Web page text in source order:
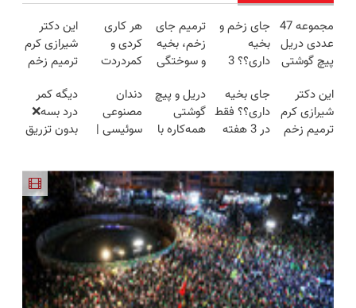
مجموعه 47
عددی دریل
پیچ گوشتی
(تخفیف به
مدت
محدود)
جای زخم و
بخیه
داری؟؟ 3
محوش کن!
ترمیم جای
زخم، بخیه
و سوختگی
هفته!!😍
هر کاری
کردی و
کمردردت
پر کردن
پرسشنامه و
دریافت راه
این دکتر
شیرازی کرم
ترمیم زخم
ساخت!!!
این دکتر
شیرازی کرم
ترمیم زخم
جای بخیه
داری؟؟ فقط
در 3 هفته
دریل و پیچ
گوشتی
همه‌کاره با
(نصف
قیمت بازار
🔥)
دندان
مصنوعی
سوئیسی |
طبیعی!
ویزیت
رایگان+پرداخت
اقساطی😍
دیگه کمر
درد بسه❌
بدون تزریق
کن✅
◀پرسش‌نامه
پر کن▶